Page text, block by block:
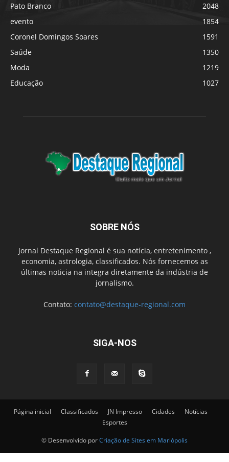
Pato Branco
2048
evento
1854
Coronel Domingos Soares
1591
Saúde
1350
Moda
1219
Educação
1027
SOBRE NÓS
Jornal Destaque Regional é sua notícia, entretenimento ,
economia, astrologia, classificados. Nós fornecemos as
últimas noticia na integra diretamente da indústria de
jornalismo.
Contato: contato@destaque-regional.com
SIGA-NOS
Página inicial Classificados JN Impresso Cidades
Notícias
Esportes
© Desenvolvido porCriação de Sites em Mariópolis